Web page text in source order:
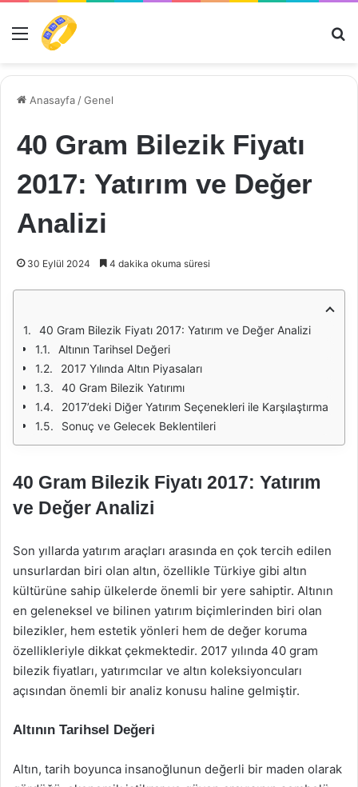
Menü
Anasayfa /Genel
40 Gram Bilezik Fiyatı
2017: Yatırım ve Değer
Analizi
30 Eylül 2024 4 dakika okuma süresi
40 Gram Bilezik Fiyatı 2017: Yatırım ve Değer Analizi
Altının Tarihsel Değeri
2017 Yılında Altın Piyasaları
40 Gram Bilezik Yatırımı
2017’deki Diğer Yatırım Seçenekleri ile Karşılaştırma
Sonuç ve Gelecek Beklentileri
40 Gram Bilezik Fiyatı 2017: Yatırım
ve Değer Analizi
Son yıllarda yatırım araçları arasında en çok tercih edilen
unsurlardan biri olan altın, özellikle Türkiye gibi altın
kültürüne sahip ülkelerde önemli bir yere sahiptir. Altının
en geleneksel ve bilinen yatırım biçimlerinden biri olan
bilezikler, hem estetik yönleri hem de değer koruma
özellikleriyle dikkat çekmektedir. 2017 yılında 40 gram
bilezik fiyatları, yatırımcılar ve altın koleksiyoncuları
açısından önemli bir analiz konusu haline gelmiştir.
Altının Tarihsel Değeri
Altın, tarih boyunca insanoğlunun değerli bir maden olarak